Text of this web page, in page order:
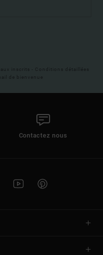
inscrits - Conditions détaillées
de bienvenue
Contactez nous